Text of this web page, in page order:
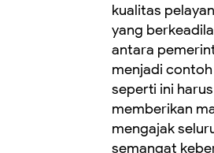
kualitas
yang
antara
menjadi
seperti ini
memberikan
mengajak
semangat